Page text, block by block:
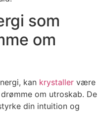
som
om
kan krystaller være
om utroskab. De
din intuition og